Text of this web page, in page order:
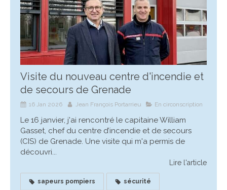
Visite du nouveau centre d'incendie et
de secours de Grenade
16 Jan 2026 Jean François Portarrieu En circonscription
Le 16 janvier, j'ai rencontré le capitaine William
Gasset, chef du centre d’incendie et de secours
(CIS) de Grenade. Une visite qui m'a permis de
découvri...
Lire l'article
sapeurs pompiers sécurité